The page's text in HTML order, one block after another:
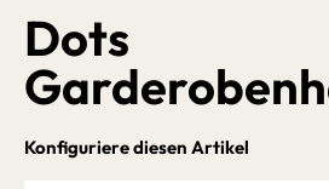
Dots
Konfiguriere diesen Artikel